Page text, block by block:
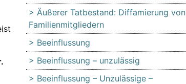
Äußerer Tatbestand: Diffamierung von
Familienmitgliedern
Beeinflussung
Beeinflussung – unzulässig
Beeinflussung – Unzulässige –